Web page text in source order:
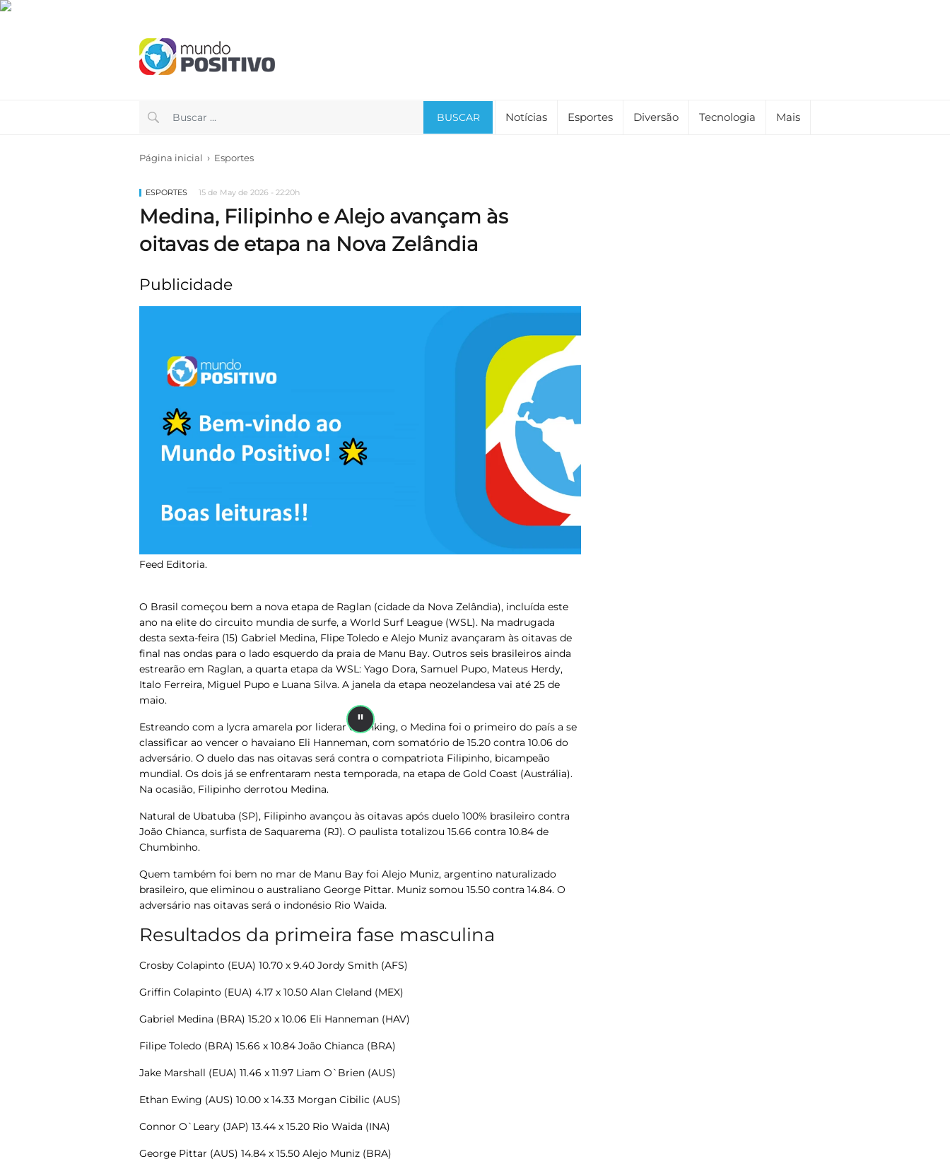
BUSCAR Notícias Esportes Diversão Tecnologia Mais
Página inicial › Esportes
ESPORTES 15 de May de 2026 - 22:20h
Medina, Filipinho e Alejo avançam às
oitavas de etapa na Nova Zelândia
Publicidade
Feed Editoria.
O Brasil começou bem a nova etapa de Raglan (cidade da Nova Zelândia), incluída este
ano na elite do circuito mundia de surfe, a World Surf League (WSL). Na madrugada
desta sexta-feira (15) Gabriel Medina, Flipe Toledo e Alejo Muniz avançaram às oitavas de
final nas ondas para o lado esquerdo da praia de Manu Bay. Outros seis brasileiros ainda
estrearão em Raglan, a quarta etapa da WSL: Yago Dora, Samuel Pupo, Mateus Herdy,
Italo Ferreira, Miguel Pupo e Luana Silva. A janela da etapa neozelandesa vai até 25 de
maio.
Estreando com a lycra amarela por liderar o ranking, o Medina foi o primeiro do país a se
classificar ao vencer o havaiano Eli Hanneman, com somatório de 15.20 contra 10.06 do
adversário. O duelo das nas oitavas será contra o compatriota Filipinho, bicampeão
mundial. Os dois já se enfrentaram nesta temporada, na etapa de Gold Coast (Austrália).
Na ocasião, Filipinho derrotou Medina.
Natural de Ubatuba (SP), Filipinho avançou às oitavas após duelo 100% brasileiro contra
João Chianca, surfista de Saquarema (RJ). O paulista totalizou 15.66 contra 10.84 de
Chumbinho.
Quem também foi bem no mar de Manu Bay foi Alejo Muniz, argentino naturalizado
brasileiro, que eliminou o australiano George Pittar. Muniz somou 15.50 contra 14.84. O
adversário nas oitavas será o indonésio Rio Waida.
Resultados da primeira fase masculina
Crosby Colapinto (EUA) 10.70 x 9.40 Jordy Smith (AFS)
Griffin Colapinto (EUA) 4.17 x 10.50 Alan Cleland (MEX)
Gabriel Medina (BRA) 15.20 x 10.06 Eli Hanneman (HAV)
Filipe Toledo (BRA) 15.66 x 10.84 João Chianca (BRA)
Jake Marshall (EUA) 11.46 x 11.97 Liam O`Brien (AUS)
Ethan Ewing (AUS) 10.00 x 14.33 Morgan Cibilic (AUS)
Connor O`Leary (JAP) 13.44 x 15.20 Rio Waida (INA)
George Pittar (AUS) 14.84 x 15.50 Alejo Muniz (BRA)